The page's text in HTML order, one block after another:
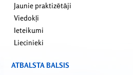
Jaunie praktizētāji
Viedokļi
Ieteikumi
Liecinieki
ATBALSTA BALSIS